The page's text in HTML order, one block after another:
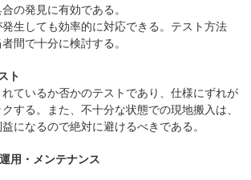
の発見に有効である。
生しても効率的に対応できる。テスト方法
間で十分に検討する。
ト
ているか否かのテストであり、仕様にずれが
する。また、不十分な状態での現地搬入は、
になるので絶対に避けるべきである。
用・メンテナンス